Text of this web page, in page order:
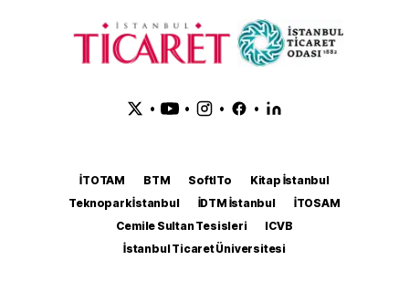
• • • •
İTOTAM BTM SoftITo
Kitap İstanbul
Teknopark İstanbul
İDTM İstanbul
İTOSAM
Cemile Sultan Tesisleri
ICVB
İstanbul Ticaret Üniversitesi